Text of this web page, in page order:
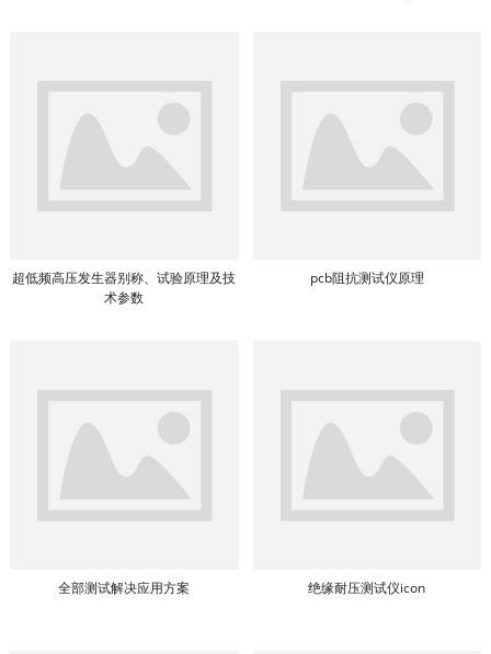
超低频高压发生器别称、试验原理及技
术参数
pcb阻抗测试仪原理
全部测试解决应用方案 绝缘耐压测试仪icon